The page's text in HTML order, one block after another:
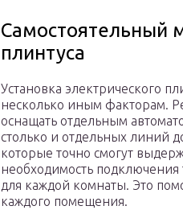
Самостоятельный
плинтуса
Установка электрического
несколько иным факторам.
оснащать отдельным
столько и отдельных линий
которые точно смогут
необходимость подключения
для каждой комнаты. Это
каждого помещения.